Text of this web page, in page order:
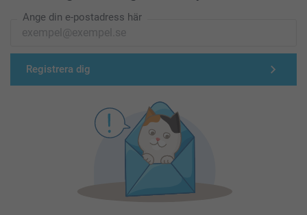
Ange din e-postadress här
Registrera dig